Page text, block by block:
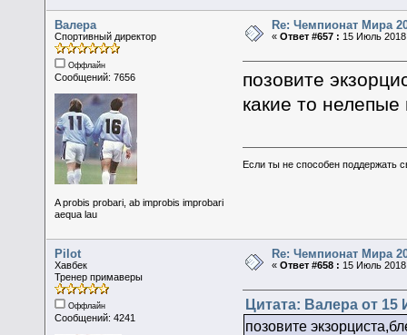
Валера
Спортивный директор
Оффлайн
Сообщений: 7656
A probis probari, ab improbis improbari
aequa lau
Re: Чемпионат Мира
«Ответ #657 : 15 Июль
позовите
какие то
Если ты не способен поддержать
Pilot
Хавбек
Тренер примаверы
Оффлайн
Сообщений: 4241
Re: Чемпионат Мира
«Ответ #658 : 15 Июль
Цитата: Валера от 15
позовите